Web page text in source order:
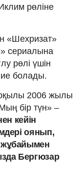
рөліне
«Шехризат»
сериалына
рөлі үшін
болады.
2006 жылы
бір түн» –
кейін
оянып,
жұбайымен
Бергюзар